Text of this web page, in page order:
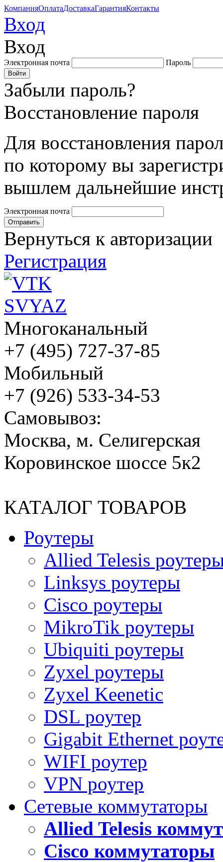
КомпанияОплатаДоставкаГарантияКонтакты
Вход
Вход
Электронная почта Пароль
Забыли пароль?
Восстановление пароля
Для восстановления
по которому вы
вышлем дальнейшие
Электронная почта
Вернуться к авторизации
Регистрация
Многоканальный
+7 (495) 727-37-85
Мобильный
+7 (926) 533-34-53
Cамовывоз:
Москва, м. Селигерская
Коровинское шоссе 5к2
КАТАЛОГ ТОВАРОВ
Роутеры
Allied Telesis
Linksys роутеры
Cisco роутеры
MikroTik роутеры
Ubiquiti роутеры
Zyxel роутеры
Zyxel Keenetic
DSL роутер
Gigabit Ethernet
WIFI роутер
VPN роутер
Сетевые коммутаторы
Allied Telesis
Cisco коммутаторы